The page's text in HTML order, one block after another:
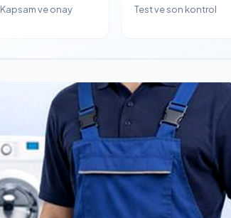
Kapsam ve onay Test ve son kontrol